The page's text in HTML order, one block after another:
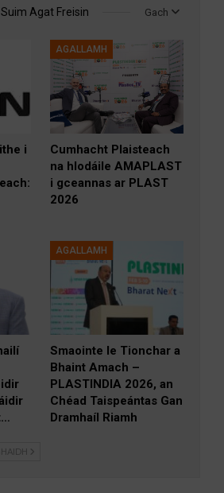
Gach
Agat Freisin
i
AGALLAMH
Cumhacht Plaisteach
na hIodáile AMAPLAST
i gceannas ar PLAST
2026
AGALLAMH
Smaointe le Tionchar a
Bhaint Amach –
PLASTINDIA 2026, an
Chéad Taispeántas Gan
Dramhaíl Riamh